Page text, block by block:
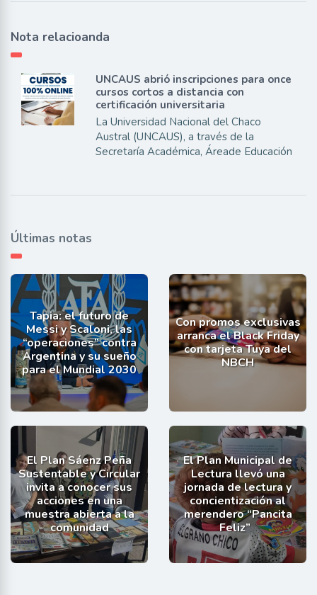
Nota relacioanda
UNCAUS abrió inscripciones para once
cursos cortos a distancia con
certificación universitaria
La Universidad Nacional del Chaco
Austral (UNCAUS), a través de la
Secretaría Académica, Áreade Educación
Últimas notas
Tapia: el futuro de
Messi y Scaloni, las
“operaciones” contra
Argentina y su sueño
para el Mundial 2030
Con promos exclusivas
arranca el Black Friday
con tarjeta Tuya del
NBCH
El Plan Sáenz Peña
Sustentable y Circular
invita a conocer sus
acciones en una
muestra abierta a la
comunidad
El Plan Municipal de
Lectura llevó una
jornada de lectura y
concientización al
merendero “Pancita
Feliz”